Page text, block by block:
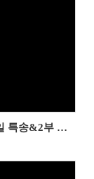
2026년 5월 10일 어린이부 예배&어버이주일 특송&2부 활동(모루카네이션 만들기)